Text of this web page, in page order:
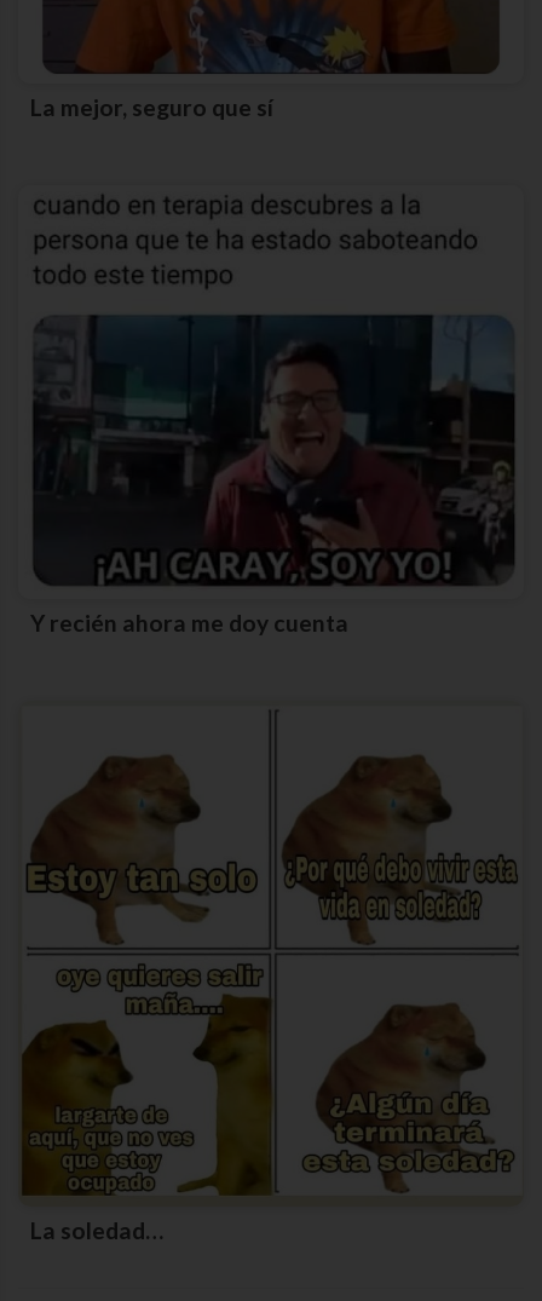
La mejor, seguro que sí
Y recién ahora me doy cuenta
La soledad…